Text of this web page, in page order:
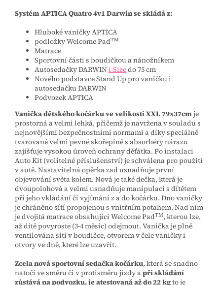
Systém APTICA Quatro 4v1 Darwin se skládá z:
Hluboké vaničky APTICA
podložky Welcome PadTM
Matrace
Sportovní části s boudičkou a nánožníkem
Autosedačky DARWIN i-Sizedo 75 cm
Nového podstavce Stand Up pro vaničku i
autosedačku DARWIN
Podvozek APTICA
Vanička dětského kočárku ve velikosti XXL 79x37cmje
prostorná a velmi lehká, přičemž je navržena v souladu s
nejnovějšími bezpečnostními normami a díky speciálně
tvarované velmi pevné skořepině s absorbéry nárazu
zajišťuje vysokou úroveň ochrany děťátka. Po instalaci
Auto Kit (volitelné příslušenství) je schválena pro použití
v autě. Nastavitelná opěrka zad usnadňuje první
objevování světa kolem. Nová je také dečka, která je
dvoupolohová a velmi usnadňuje manipulaci s dítětem
při jeho vkládání či vyjímání z a do kočárku. Dno vaničky
je chráněno sítí propojenou s vnitřním potahem. Nad ním
je dvojitá matrace obsahující Welcome PadTM, kterou lze,
až dítě povyroste (3-4 měsíc) odejmout. Vanička je plně
ventilována sítí v boudičce, otvorem v čele vaničky i
otvory ve dně, které lze uzavřít.
Zcela nová sportovní sedačka kočárku, která se snadno
natočí ve směru či v protisměru jízdy apři skládání
zůstává na podvozku, je atestovaná až do 22 kgto je